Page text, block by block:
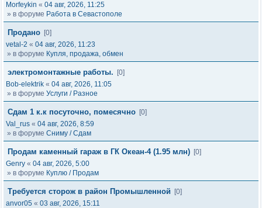
Morfeykin « 04 авг, 2026, 11:25
» в форуме Работа в Севастополе
Продано [0]
vetal-2 « 04 авг, 2026, 11:23
» в форуме Купля, продажа, обмен
электромонтажные работы.
[0]
Bob-elektrik « 04 авг, 2026, 11:05
» в форуме Услуги / Разное
Сдам 1 к.к посуточно, помесячно [0]
Val_rus « 04 авг, 2026, 8:59
» в форуме Сниму / Сдам
Продам каменный гараж в ГК Океан-4 (1.95 млн) [0]
Genry « 04 авг, 2026, 5:00
» в форуме Куплю / Продам
Требуется сторож в район Промышленной
[0]
anvor05 « 03 авг, 2026, 15:11